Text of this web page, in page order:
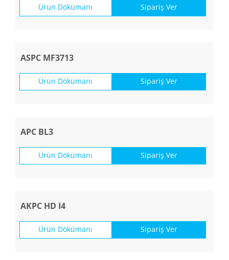
Ürün Dökümanı Sipariş Ver
ASPC MF3713
Ürün Dökümanı Sipariş Ver
APC BL3
Ürün Dökümanı Sipariş Ver
AKPC HD I4
Ürün Dökümanı Sipariş Ver